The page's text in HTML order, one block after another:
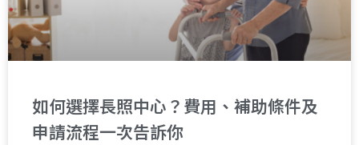
如何選擇長照中心？費用、補助條件及
申請流程一次告訴你